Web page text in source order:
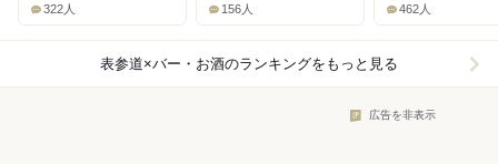
322人 156人 462人
表参道×バー・お酒のランキングをもっと見る
広告を非表示